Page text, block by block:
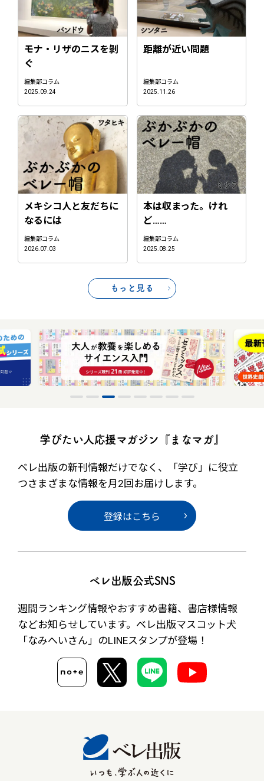
モナ・リザのニスを剝
ぐ
編集部コラム
2025.09.24
距離が近い問題
編集部コラム
2025.11.26
メキシコ人と友だちに
なるには
編集部コラム
2026.07.03
本は収まった。けれ
ど……
編集部コラム
2025.08.25
もっと見る
学びたい人応援マガジン『まなマガ』
ベレ出版の新刊情報だけでなく、
「学び」に役立
つさまざまな情報を月2回お届けします。
登録はこちら
ベレ出版公式SNS
週間ランキング情報やおすすめ書籍、書店様情報
などお知らせしています。ベレ出版マスコット犬
「なみへいさん」のLINEスタンプが登場！